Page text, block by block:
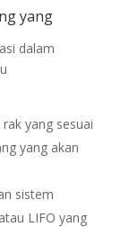
yang
dalam
rak yang sesuai
yang akan
sistem
LIFO yang